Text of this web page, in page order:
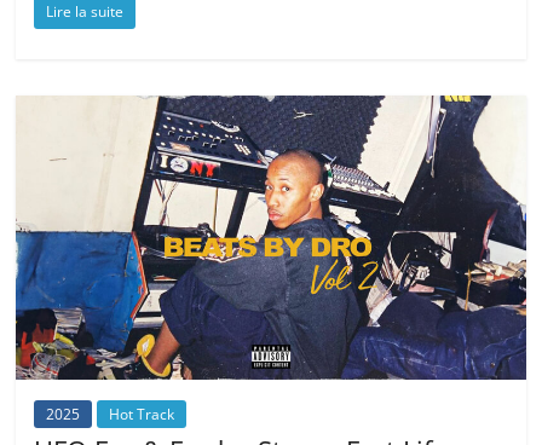
Lire la suite
2025 Hot Track